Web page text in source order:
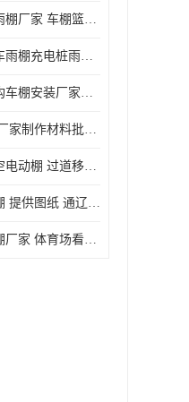
深圳膜结构雨棚厂家 车棚篮球场体育看台 规格多样
佛山市电动车雨棚充电桩雨棚小区电动车棚
佛山市膜结构车棚安装厂家发货安装
膜结构车棚 厂家制作材料批发安装一体式工厂
佛山大型架空电动棚 过道移动雨蓬 屋轨道悬空棚免费测量
篮球场景观棚 提供图纸 通辽膜结构厂家
北海物流雨棚厂家 体育场看台雨棚 价格优惠